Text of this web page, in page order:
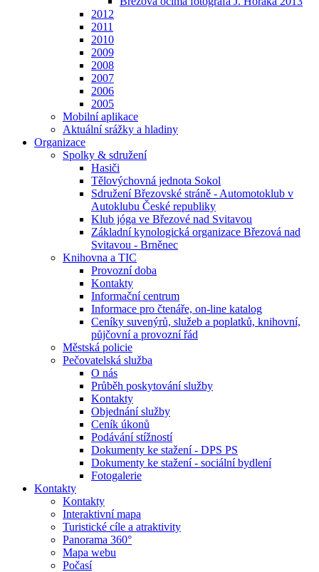
2012
2011
2010
2009
2008
2007
2006
2005
Mobilní aplikace
Aktuální srážky a hladiny
Organizace
Spolky & sdružení
Hasiči
Tělovýchovná jednota Sokol
Sdružení Březovské stráně - Automotoklub v
Autoklubu České republiky
Klub jóga ve Březové nad Svitavou
Základní kynologická organizace Březová nad
Svitavou - Brněnec
Knihovna a TIC
Provozní doba
Kontakty
Informační centrum
Informace pro čtenáře, on-line katalog
Ceníky suvenýrů, služeb a poplatků, knihovní,
půjčovní a provozní řád
Městská policie
Pečovatelská služba
O nás
Průběh poskytování služby
Kontakty
Objednání služby
Ceník úkonů
Podávání stížností
Dokumenty ke stažení - DPS PS
Dokumenty ke stažení - sociální bydlení
Fotogalerie
Kontakty
Kontakty
Interaktivní mapa
Turistické cíle a atraktivity
Panorama 360°
Mapa webu
Počasí